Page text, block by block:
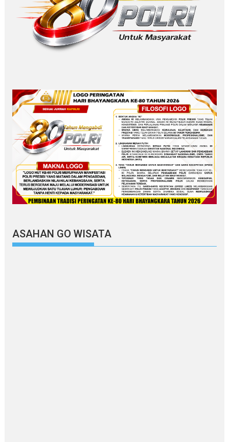
ASAHAN GO WISATA